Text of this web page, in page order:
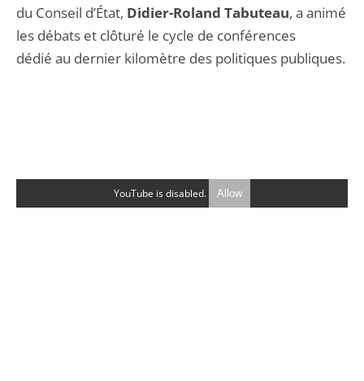
du Conseil d’État, Didier-Roland Tabuteau, a animé
les débats et clôturé le cycle de conférences
dédié au dernier kilomètre des politiques publiques.
YouTube is disabled. Allow